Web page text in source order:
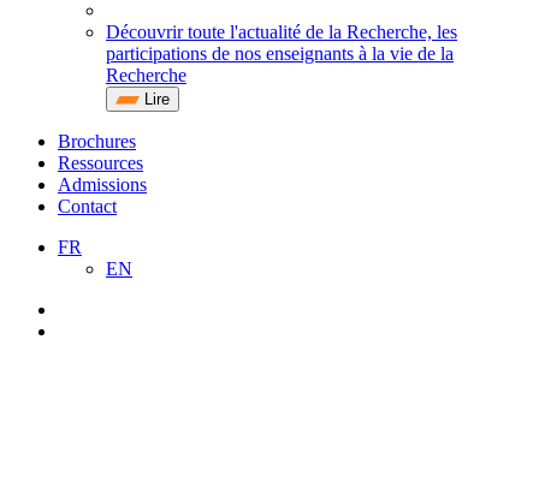
Découvrir toute l'actualité de la Recherche, les
participations de nos enseignants à la vie de la
Recherche
Lire
Brochures
Ressources
Admissions
Contact
FR
EN